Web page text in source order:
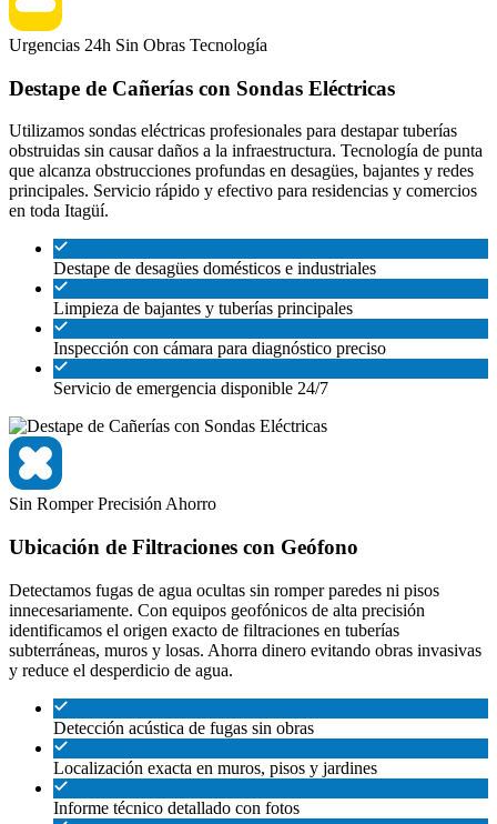
Urgencias 24h Sin Obras Tecnología
Destape de Cañerías con Sondas Eléctricas
Utilizamos sondas eléctricas profesionales para destapar tuberías
obstruidas sin causar daños a la infraestructura. Tecnología de punta
que alcanza obstrucciones profundas en desagües, bajantes y redes
principales. Servicio rápido y efectivo para residencias y comercios
en toda Itagüí.
Destape de desagües domésticos e industriales
Limpieza de bajantes y tuberías principales
Inspección con cámara para diagnóstico preciso
Servicio de emergencia disponible 24/7
Sin RomperPrecisiónAhorro
Ubicación de Filtraciones con Geófono
Detectamos fugas de agua ocultas sin romper paredes ni pisos
innecesariamente. Con equipos geofónicos de alta precisión
identificamos el origen exacto de filtraciones en tuberías
subterráneas, muros y losas. Ahorra dinero evitando obras invasivas
y reduce el desperdicio de agua.
Detección acústica de fugas sin obras
Localización exacta en muros, pisos y jardines
Informe técnico detallado con fotos